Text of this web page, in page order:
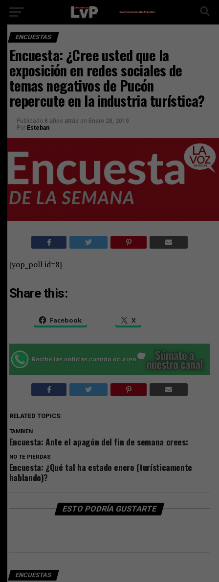
ENCUESTAS
Encuesta: ¿Cree usted que la
exposición en redes sociales de
temas negativos de Pucón
repercute en la industria turística?
Publicado 8 años atrás en Enero 28, 2019
Por Esteban
[yop_poll id=8]
Share this:
Facebook X
RELATED TOPICS:
TAMBIEN
Encuesta: Ante el apagón del fin de semana crees:
NO TE PIERDAS
Encuesta: ¿Qué tal ha estado enero (turísticamente
hablando)?
ESTO PODRÍA GUSTARTE
ENCUESTAS